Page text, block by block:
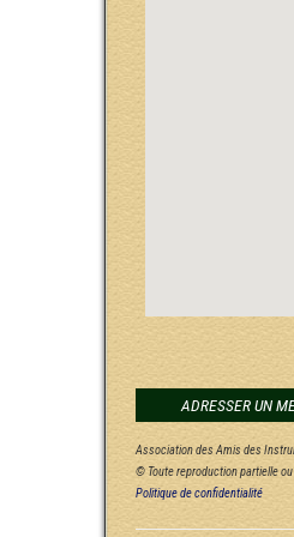
ADRESSER UN
Association des Amis des
© Toute reproduction partielle
Politique de confidentialité